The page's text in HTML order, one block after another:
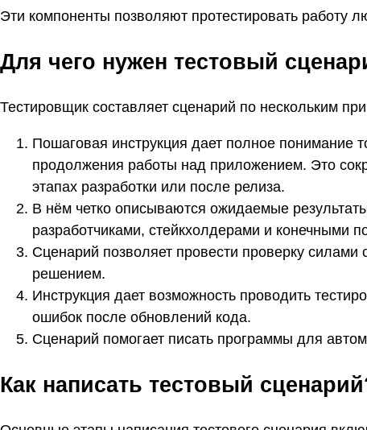
Эти компоненты позволяют протестировать работу
Для чего нужен тестовый
Тестировщик составляет сценарий по нескольким
Пошаговая инструкция дает полное понимание
продолжения работы над приложением. Это
этапах разработки или после релиза.
В нём четко описываются ожидаемые
разработчиками, стейкхолдерами и конечными
Сценарий позволяет провести проверку
решением.
Инструкция дает возможность проводить
ошибок после обновлений кода.
Сценарий помогает писать программы для
Как написать тестовый